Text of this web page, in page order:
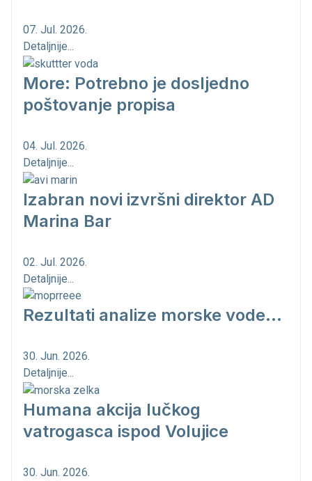
07. Jul. 2026.
Detaljnije...
More: Potrebno je dosljedno
poštovanje propisa
04. Jul. 2026.
Detaljnije...
Izabran novi izvršni direktor AD
Marina Bar
02. Jul. 2026.
Detaljnije...
Rezultati analize morske vode...
30. Jun. 2026.
Detaljnije...
Humana akcija lučkog
vatrogasca ispod Volujice
30. Jun. 2026.